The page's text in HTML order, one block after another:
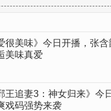
很美味》今日开播，张
美味真爱
王追妻3：神女归来》今
戏码强势来袭